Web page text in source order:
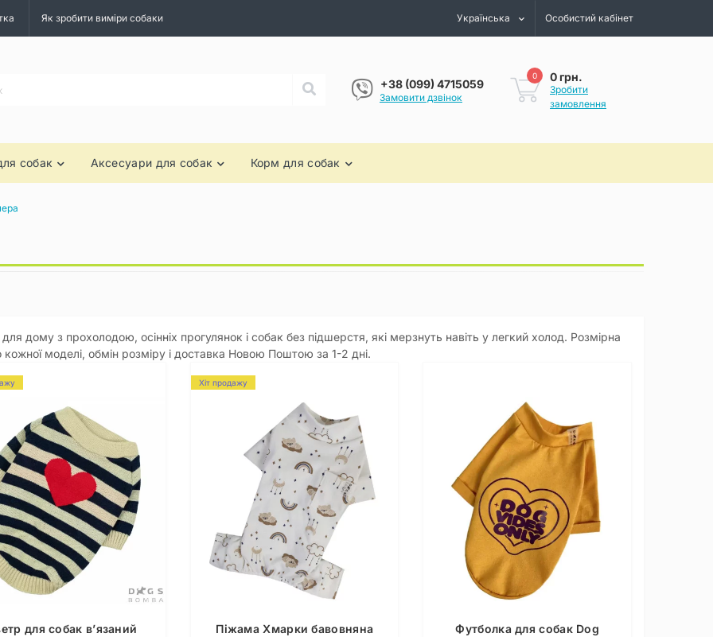
Як зробити виміри собаки Українська Особистий кабінет
+38 (099) 4715059
Замовити дзвінок
0 0 грн.
Зробити
замовлення
собак Аксесуари для собак Корм для собак
дому з прохолодою, осінніх прогулянок і собак без підшерстя, які мерзнуть навіть у легкий холод. Розмірна
кожної моделі, обмін розміру і доставка Новою Поштою за 1-2 дні.
для собак в’язаний
Хіт продажу
Піжама Хмарки бавовняна
Футболка для собак Dog